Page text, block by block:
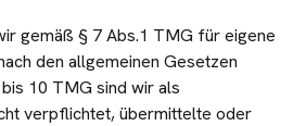
gemäß § 7 Abs.1 TMG für eigene
den allgemeinen Gesetzen
10 TMG sind wir als
verpflichtet, übermittelte oder